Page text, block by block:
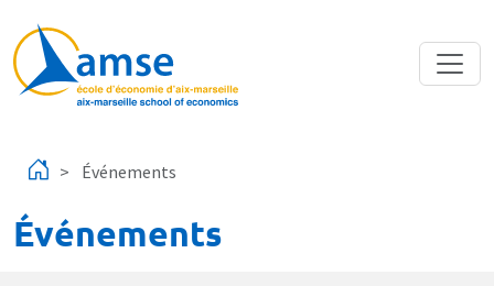
Événements
Événements